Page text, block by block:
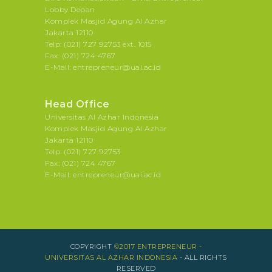
Lobby Depan
Komplek Masjid Agung Al Azhar
Jakarta 12110
Telp: (021) 727 92753 ext. 1015
Fax: (021) 724 4767
E-Mail: entrepreneur@uai.ac.id
Head Office
Universitas Al Azhar Indonesia
Komplek Masjid Agung Al Azhar
Jakarta 12110
Telp: (021) 727 92753
Fax: (021) 724 4767
E-Mail: entrepreneur@uai.ac.id
COPYRIGHT ©2017 ENTREPRENEUR -
UNIVERSITAS AL AZHAR INDONESIA - ALL RIGHTS
RESERVED